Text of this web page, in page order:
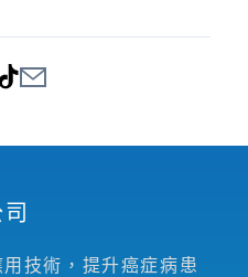
技術，提升癌症病患